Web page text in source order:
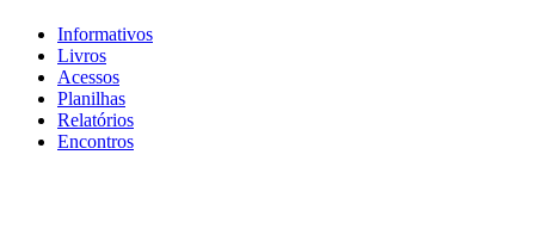
Informativos
Livros
Acessos
Planilhas
Relatórios
Encontros